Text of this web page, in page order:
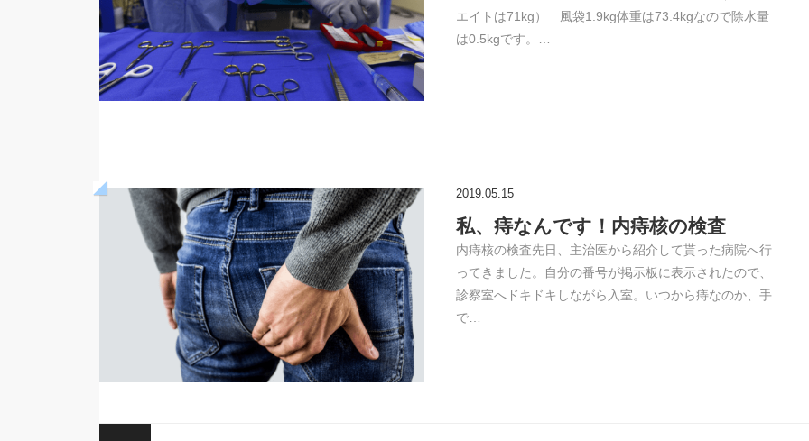
エイトは71kg） 風袋1.9kg体重は73.4kgなので除水量
は0.5kgです。…
2019.05.15
私、痔なんです！内痔核の検査
内痔核の検査先日、主治医から紹介して貰った病院へ行
ってきました。自分の番号が掲示板に表示されたので、
診察室へドキドキしながら入室。いつから痔なのか、手
で…